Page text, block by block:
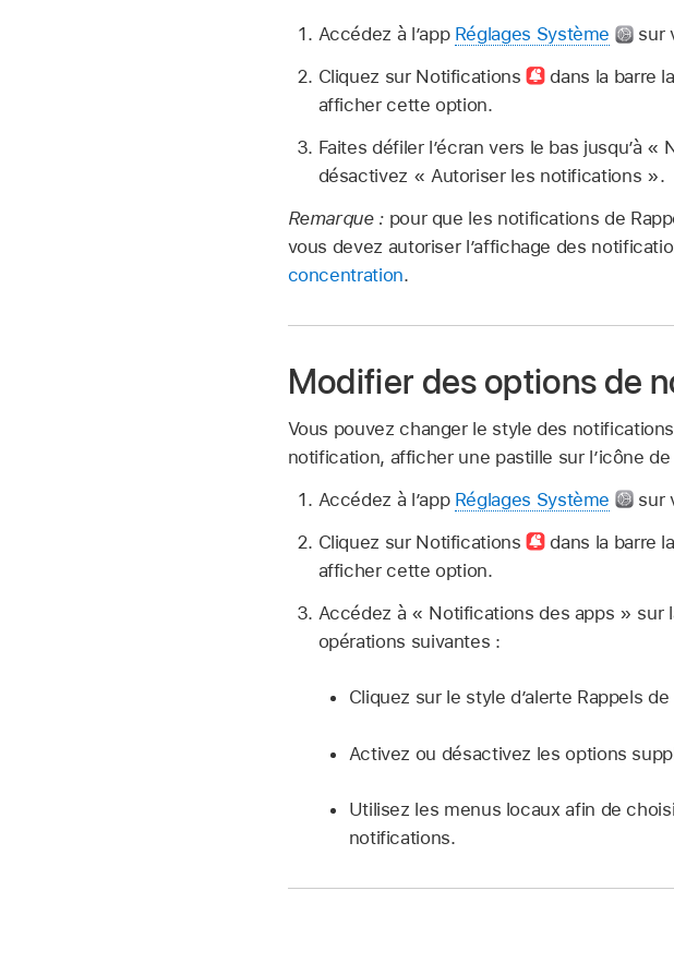
Accédez à l’app Réglages Système
sur
Cliquez sur Notifications
dans la barre
afficher cette option.
Faites défiler lʼécran vers le bas jusquʼà
désactivez « Autoriser les notifications ».
Remarque : pour que les notifications de
vous devez autoriser l’affichage des
concentration.
Modifier des options de
Vous pouvez changer le style des
notification, afficher une pastille sur l’icône
Accédez à l’app Réglages Système
sur
Cliquez sur Notifications
dans la barre
afficher cette option.
Accédez à « Notifications des apps » sur
opérations suivantes :
Cliquez sur le style dʼalerte Rappels
Activez ou désactivez les options
Utilisez les menus locaux afin de
notifications.